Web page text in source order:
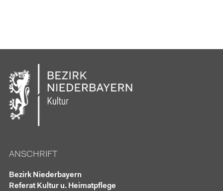
ANSCHRIFT
Bezirk Niederbayern
Referat Kultur u. Heimatpflege